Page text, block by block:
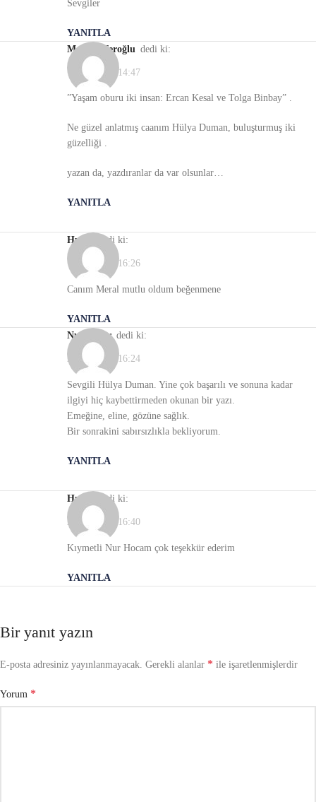
Sevgiler
YANITLA
Meral Seferoğlu dedi ki:
19/01/2022, 14:47
”Yaşam oburu iki insan: Ercan Kesal ve Tolga Binbay” .
Ne güzel anlatmış caanım Hülya Duman, buluşturmuş iki
güzelliği .
yazan da, yazdıranlar da var olsunlar…
YANITLA
Hulya dedi ki:
19/01/2022, 16:26
Canım Meral mutlu oldum beğenmene
YANITLA
Nur Yapar dedi ki:
23/01/2022, 16:24
Sevgili Hülya Duman. Yine çok başarılı ve sonuna kadar
ilgiyi hiç kaybettirmeden okunan bir yazı.
Emeğine, eline, gözüne sağlık.
Bir sonrakini sabırsızlıkla bekliyorum.
YANITLA
Hulya dedi ki:
23/01/2022, 16:40
Kıymetli Nur Hocam çok teşekkür ederim
YANITLA
Bir yanıt yazın
E-posta adresiniz yayınlanmayacak. Gerekli alanlar * ile işaretlenmişlerdir
Yorum *